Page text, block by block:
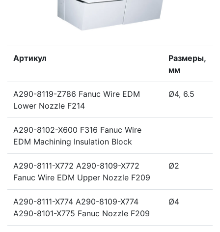
Артикул
Размеры,
мм
A290-8119-Z786 Fanuc Wire EDM
Lower Nozzle F214
Ø4, 6.5
A290-8102-X600 F316 Fanuc Wire
EDM Machining Insulation Block
A290-8111-X772 A290-8109-X772
Fanuc Wire EDM Upper Nozzle F209
Ø2
A290-8111-X774 A290-8109-X774
A290-8101-X775 Fanuc Nozzle F209
Ø4